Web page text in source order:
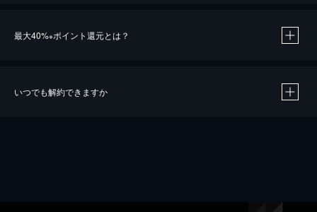
最大40%※ポイント還元とは？
いつでも解約できますか